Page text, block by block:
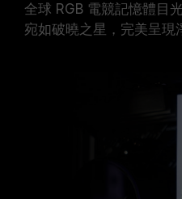
全球 RGB 電競記憶體目
宛如破曉之星，完美呈現